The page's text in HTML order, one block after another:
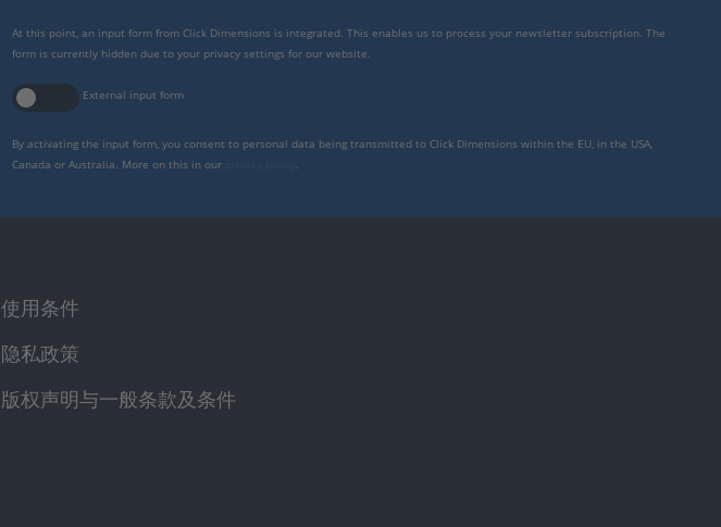
At this point, an input form from Click Dimensions is integrated. This enables us to process your newsletter subscription. The
form is currently hidden due to your privacy settings for our website.
External input form
By activating the input form, you consent to personal data being transmitted to Click Dimensions within the EU, in the USA,
Canada or Australia. More on this in our
.
使用条件
隐私政策
版权声明与一般条款及条件